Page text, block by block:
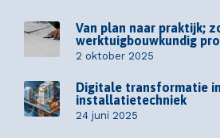
Van plan naar praktijk;
werktuigbouwkundig
2 oktober 2025
Digitale transformatie
installatietechniek
24 juni 2025